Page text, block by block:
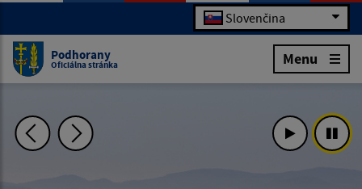
Slovenčina
Podhorany
Oficiálna stránka Menu